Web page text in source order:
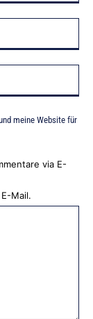
meine Website für
via E-
Mail.